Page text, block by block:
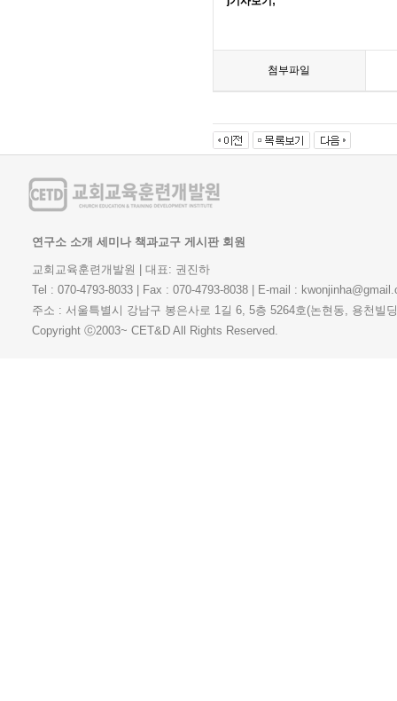
첨부파일
연구소 소개 세미나 책과교구 게시판 회원
교회교육훈련개발원 | 대표: 권진하
Tel : 070-4793-8033 | Fax : 070-4793-8038 | E-mail :
주소 : 서울특별시 강남구 봉은사로 1길 6, 5층 5264호(논현동, 용천빌
Copyright ⓒ2003~ CET&D All Rights Reserved.